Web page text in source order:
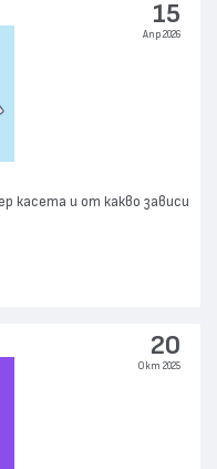
15
Апр 2026
касета и от какво зависи
20
Окт 2025